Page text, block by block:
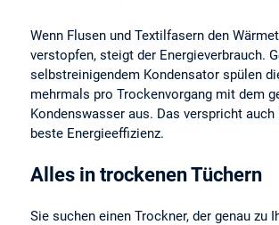
Wenn Flusen und Textilfasern den
verstopfen, steigt der Energieverbrauch.
selbstreinigendem Kondensator spülen
mehrmals pro Trockenvorgang mit dem
Kondenswasser aus. Das verspricht
beste Energieeffizienz.
Alles in trockenen Tüchern
Sie suchen einen Trockner, der genau zu